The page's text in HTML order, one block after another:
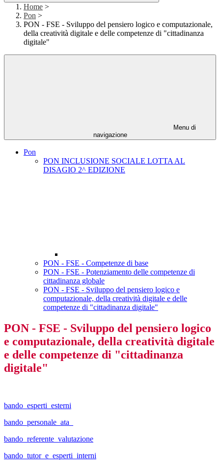
Home >
Pon >
PON - FSE - Sviluppo del pensiero logico e computazionale,
della creatività digitale e delle competenze di "cittadinanza
digitale"
Menu di
navigazione
Pon
PON INCLUSIONE SOCIALE LOTTA AL
DISAGIO 2^ EDIZIONE
PON - FSE - Competenze di base
PON - FSE - Potenziamento delle competenze di
cittadinanza globale
PON - FSE - Sviluppo del pensiero logico e
computazionale, della creatività digitale e delle
competenze di "cittadinanza digitale"
PON - FSE - Sviluppo del pensiero logico
e computazionale, della creatività digitale
e delle competenze di "cittadinanza
digitale"
bando_esperti_esterni
bando_personale_ata_
bando_referente_valutazione
bando_tutor_e_esperti_interni